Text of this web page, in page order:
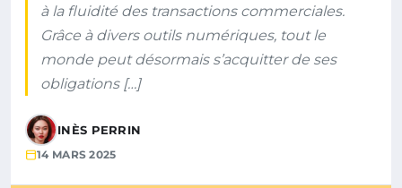
à la fluidité des transactions commerciales.
Grâce à divers outils numériques, tout le
monde peut désormais s’acquitter de ses
obligations […]
INÈS PERRIN
14 MARS 2025